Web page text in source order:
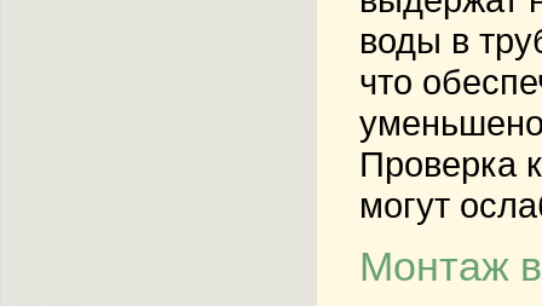
воды в
что
Проверка
могут
Монтаж